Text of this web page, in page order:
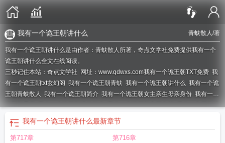
青蚨散人/著
我有一个诡王朝讲什么
我有一个诡王朝讲什么是由作者：青蚨散人所著，奇点文学社免费提供我有一个
诡王朝讲什么全文在线阅读。
三秒记住本站：奇点文学社 网址：www.qdwxs.com我有一个诡王朝TXT免费 我
有一个诡王朝txt玄幻阁 我有一个诡王朝青蚨 我有一个诡王朝讲什么 我有一个诡
王朝青蚨散人 我有一个诡王朝简介 我有一个诡王朝女主亲生母亲身份 我有一个
诡王朝桑雀我有一个诡王朝讲的什么我有一个诡王朝主要内容我有一个厉鬼编
我有一个诡王朝 青蚨散人 我有一个诡王朝资源
有一个诡王朝兄妹相认
候相认我有一个诡王朝百度 我有一个诡王朝何不凝
我有一个诡王朝讲什么最新章节
第717章 第716章